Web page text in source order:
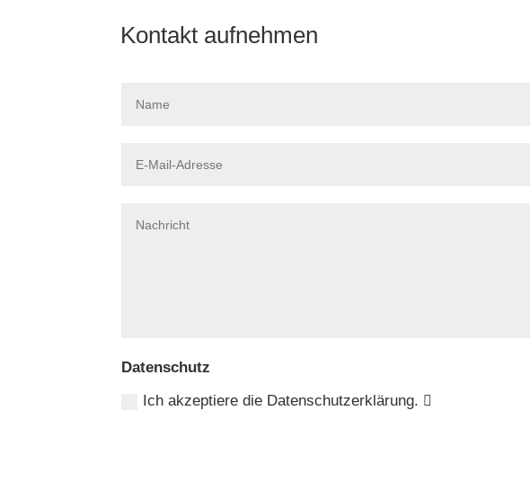
Kontakt aufnehmen
Datenschutz
Ich akzeptiere die Datenschutzerklärung.